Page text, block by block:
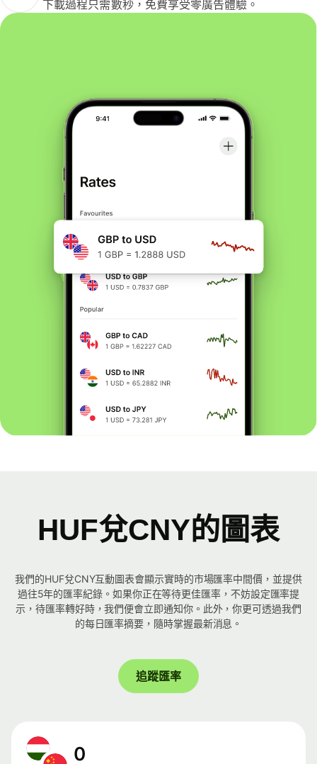
下載過程只需數秒，免費享受零廣告體驗。
HUF兌CNY的圖表
我們的HUF兌CNY互動圖表會顯示實時的市場匯率中間價，並提供
過往5年的匯率紀錄。如果你正在等待更佳匯率，不妨設定匯率提
示，待匯率轉好時，我們便會立即通知你。此外，你更可透過我們
的每日匯率摘要，隨時掌握最新消息。
追蹤匯率
0